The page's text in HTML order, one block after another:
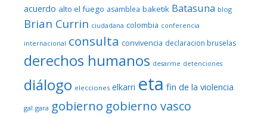
acuerdo alto el fuego asamblea baketik Batasuna blog
Brian Currin ciudadana colombia conferencia
internacional consulta convivencia declaracion bruselas
derechos humanos desarme detenciones
diálogo elecciones elkarri eta fin de la violencia
gal gara gobierno gobierno vasco